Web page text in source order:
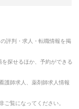
の評判・求人・転職情報を掲
探せるほか、予約ができる
護師求人、薬剤師求人情報
ご覧になってください。